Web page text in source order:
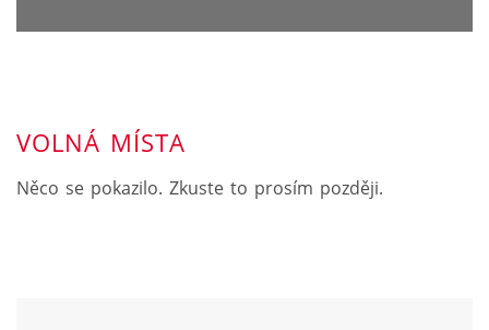
VOLNÁ MÍSTA
Něco se pokazilo. Zkuste to prosím později.